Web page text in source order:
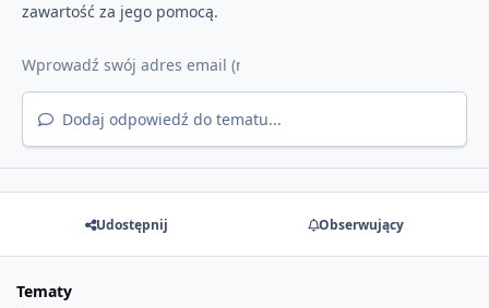
zawartość za jego pomocą.
Dodaj odpowiedź do tematu...
Udostępnij Obserwujący
Tematy